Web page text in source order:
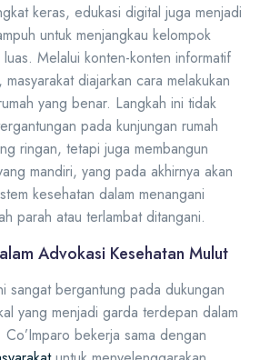
keras, edukasi digital juga menjadi
untuk menjangkau kelompok
Melalui konten-konten informatif
diajarkan cara melakukan
yang benar. Langkah ini tidak
pada kunjungan rumah
ringan, tetapi juga membangun
mandiri, yang pada akhirnya akan
kesehatan dalam menangani
parah atau terlambat ditangani.
Advokasi Kesehatan Mulut
sangat bergantung pada dukungan
yang menjadi garda terdepan dalam
bekerja sama dengan